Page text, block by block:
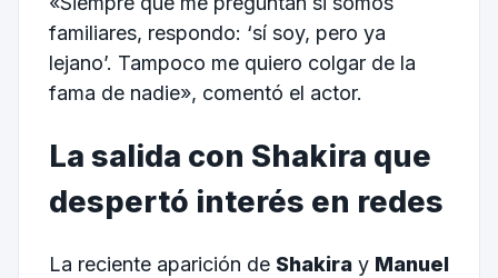
familiares, respondo: ‘sí soy, pero ya
lejano’. Tampoco me quiero colgar de la
fama de nadie», comentó el actor.
La salida con Shakira que
despertó interés en redes
La reciente aparición de Shakiray Manuel